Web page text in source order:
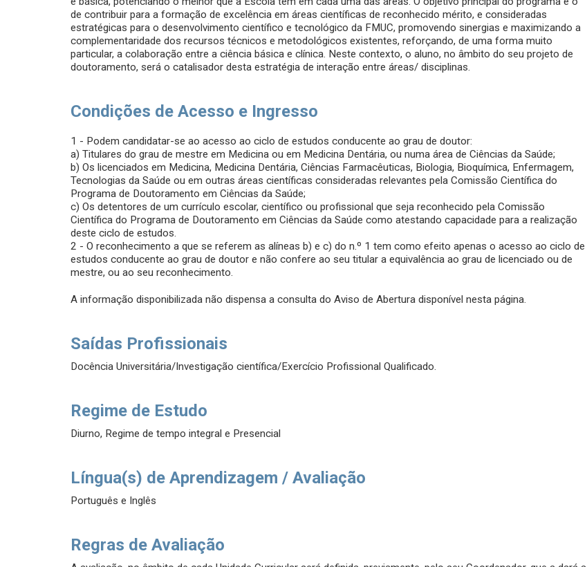
de contribuir para a formação de excelência em áreas científicas de reconhecido mérito, e consideradas
estratégicas para o desenvolvimento científico e tecnológico da FMUC, promovendo sinergias e maximizando a
complementaridade dos recursos técnicos e metodológicos existentes, reforçando, de uma forma muito
particular, a colaboração entre a ciência básica e clínica. Neste contexto, o aluno, no âmbito do seu projeto de
doutoramento, será o catalisador desta estratégia de interação entre áreas/ disciplinas.
Condições de Acesso e Ingresso
1 - Podem candidatar-se ao acesso ao ciclo de estudos conducente ao grau de doutor:
a) Titulares do grau de mestre em Medicina ou em Medicina Dentária, ou numa área de Ciências da Saúde;
b) Os licenciados em Medicina, Medicina Dentária, Ciências Farmacêuticas, Biologia, Bioquímica, Enfermagem,
Tecnologias da Saúde ou em outras áreas científicas consideradas relevantes pela Comissão Científica do
Programa de Doutoramento em Ciências da Saúde;
c) Os detentores de um currículo escolar, científico ou profissional que seja reconhecido pela Comissão
Científica do Programa de Doutoramento em Ciências da Saúde como atestando capacidade para a realização
deste ciclo de estudos.
2 - O reconhecimento a que se referem as alíneas b) e c) do n.º 1 tem como efeito apenas o acesso ao ciclo de
estudos conducente ao grau de doutor e não confere ao seu titular a equivalência ao grau de licenciado ou de
mestre, ou ao seu reconhecimento.
A informação disponibilizada não dispensa a consulta do Aviso de Abertura disponível nesta página.
Saídas Profissionais
Docência Universitária/Investigação científica/Exercício Profissional Qualificado.
Regime de Estudo
Diurno, Regime de tempo integral e Presencial
Língua(s) de Aprendizagem / Avaliação
Português e Inglês
Regras de Avaliação